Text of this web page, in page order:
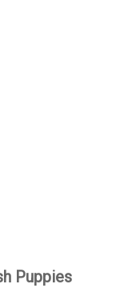
Puppies